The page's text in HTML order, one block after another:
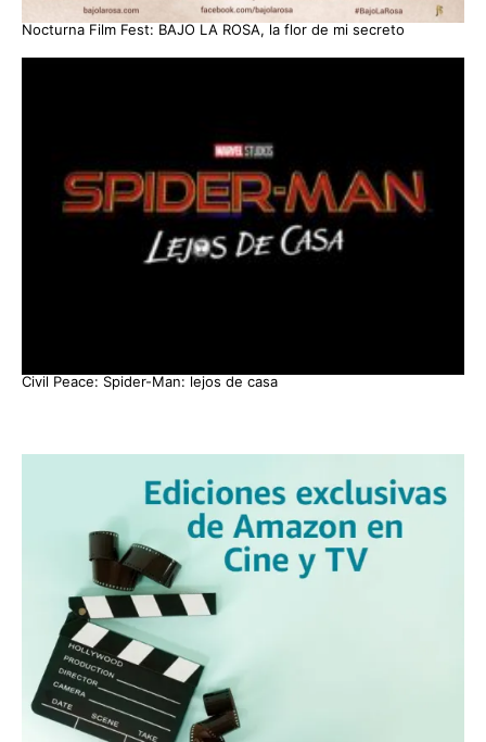
Nocturna Film Fest: BAJO LA ROSA, la flor de mi secreto
Civil Peace: Spider-Man: lejos de casa